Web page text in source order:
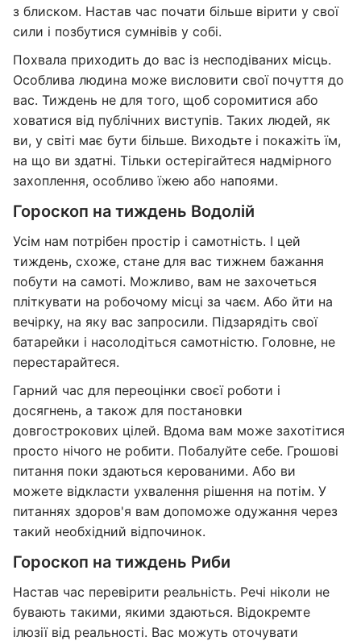
з блиском. Настав час почати більше вірити у свої
сили і позбутися сумнівів у собі.
Похвала приходить до вас із несподіваних місць.
Особлива людина може висловити свої почуття до
вас. Тиждень не для того, щоб соромитися або
ховатися від публічних виступів. Таких людей, як
ви, у світі має бути більше. Виходьте і покажіть їм,
на що ви здатні. Тільки остерігайтеся надмірного
захоплення, особливо їжею або напоями.
Гороскоп на тиждень Водолій
Усім нам потрібен простір і самотність. І цей
тиждень, схоже, стане для вас тижнем бажання
побути на самоті. Можливо, вам не захочеться
пліткувати на робочому місці за чаєм. Або йти на
вечірку, на яку вас запросили. Підзарядіть свої
батарейки і насолодіться самотністю. Головне, не
перестарайтеся.
Гарний час для переоцінки своєї роботи і
досягнень, а також для постановки
довгострокових цілей. Вдома вам може захотітися
просто нічого не робити. Побалуйте себе. Грошові
питання поки здаються керованими. Або ви
можете відкласти ухвалення рішення на потім. У
питаннях здоров'я вам допоможе одужання через
такий необхідний відпочинок.
Гороскоп на тиждень Риби
Настав час перевірити реальність. Речі ніколи не
бувають такими, якими здаються. Відокремте
ілюзії від реальності. Вас можуть оточувати